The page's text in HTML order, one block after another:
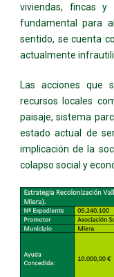
viviendas, fincas y
fundamental para
sentido, se cuenta
actualmente
Las acciones que
recursos locales
paisaje, sistema
estado actual de
implicación de la
colapso social y